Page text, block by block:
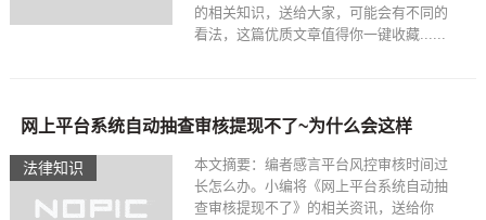
的相关知识，送给大家，可能会有不同的
看法，这篇优质文章值得你一键收藏......
法律知识
网上平台系统自动抽查审核提现不了~为什么会这样
本文摘要：编者感言平台风控审核时间过
长怎么办。小编将《网上平台系统自动抽
查审核提现不了》的相关资讯，送给你